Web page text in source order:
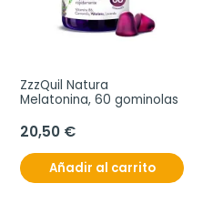
ZzzQuil Natura
Melatonina, 60 gominolas
20,50 €
Añadir al carrito